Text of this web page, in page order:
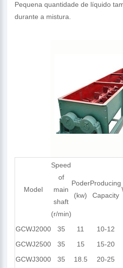
Pequena quantidade de líquido
durante a mistura.
Model
Speed
of
main
shaft
(r/min)
Poder
(kw)
Producing
Capacity
GCWJ2000 35 11 10-12
GCWJ2500
35 15 15-20
GCWJ3000
35 18.5 20-25